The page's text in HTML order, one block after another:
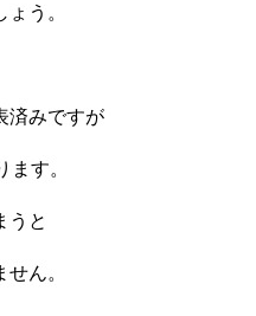
う。
済みですが
す。
うと
ん。